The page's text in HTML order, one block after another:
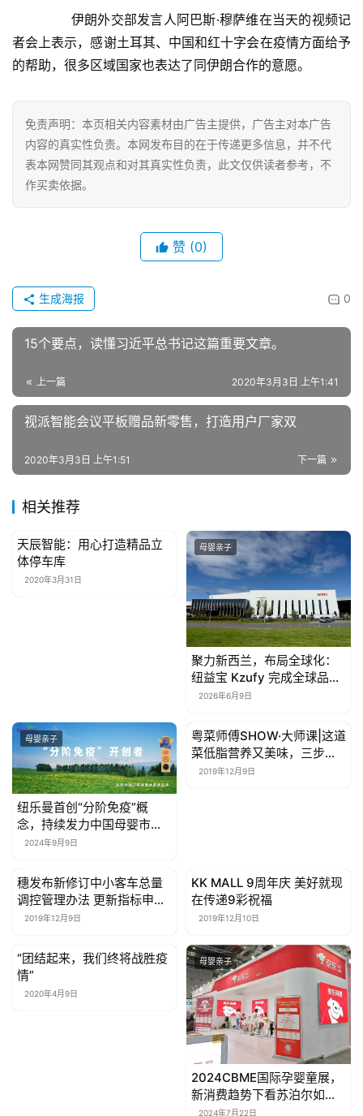
商
业
科
技
互
网
娱
乐
综
产
具
时
尚
健
康
资
关
于
们
者会上表示，感谢土耳其、中国和红十字会在疫情方面给予
的帮助，很多区域国家也表达了同伊朗合作的意愿。
免责声明：本页相关内容素材由广告主提供，广告主对本广告
内容的真实性负责。本网发布目的在于传递更多信息，并不代
表本网赞同其观点和对其真实性负责，此文仅供读者参考，不
作买卖依据。
赞 (0)
0
生成海报
15个要点，读懂习近平总书记这篇重要文章。
上一篇 2020年3月3日 上午1:41
视派智能会议平板赠品新零售，打造用户厂家双
下一篇
2020年3月3日 上午1:51
相关推荐
母婴亲子
天辰智能：用心打造精品立
体停车库
2020年3月31日
母婴亲子
聚力新西兰，布局全球化：
纽益宝 Kzufy 完成全球品牌
战略升级
2026年6月9日
母婴亲子
纽乐曼首创“分阶免疫”概
念，持续发力中国母婴市
场！
2024年9月9日
母婴亲子
粤菜师傅SHOW·大师课|这道
菜低脂营养又美味，三步秒
会！
2019年12月9日
母婴亲子
穗发布新修订中小客车总量
调控管理办法 更新指标申领
资格延长至12个月
2019年12月9日
母婴亲子
KK MALL 9周年庆 美好就现
在传递9彩祝福
2019年12月10日
母婴亲子
“团结起来，我们终将战胜疫
情”
2020年4月9日
母婴亲子
2024CBME国际孕婴童展，
新消费趋势下看苏泊尔如何
发力？
2024年7月22日